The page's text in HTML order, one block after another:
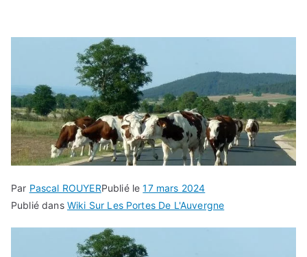
Par Pascal ROUYERPublié le17 mars 2024
Publié dans Wiki Sur Les Portes De L'Auvergne